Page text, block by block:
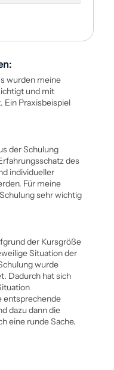
wurden meine
und mit
Ein Praxisbeispiel
der Schulung
des
individueller
Für meine
sehr wichtig
der Kursgröße
Situation der
wurde
Dadurch hat sich
entsprechende
dazu dann die
eine runde Sache.